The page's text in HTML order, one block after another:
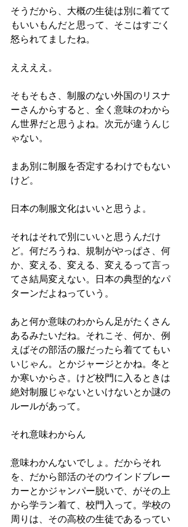
そうだから、大概の生徒は別に着てて
もいいもんだと思って、そこはすごく
怒られてましたね。
ええええ。
そもそもさ、制服のない外国のリスナ
ーさんからすると、全く意味のわから
ん世界だと思うよね。次元が違うんじ
ゃない。
まあ別に制服を否定するわけでもない
けど。
日本の制服文化はいいと思うよ。
それはそれで別にいいと思うんだけ
ど。何だろうね、規制がやっぱさ、何
か、変える、変える、変えるって言っ
てさ結局変えない。日本の典型的なパ
ターンだよねっていう。
あと何か意味のわからん足がたくさん
あるみたいだね。それこそ、何か、例
えばその部活の服だったら着ててもい
いじゃん。とかジャージとかね。冬と
か寒いからさ。けど校門に入るときは
絶対制服じゃないといけないとか謎の
ルールがあって。
それ意味わからん
意味わかんないでしょ。だからそれ
を、だから部活のそのウインドブレー
カーとかジャンパー脱いで、がその上
から学ラン着て、校門入って。学校の
周りは、その高校の生徒であるってい